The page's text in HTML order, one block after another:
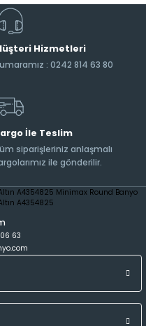
Hizmetleri
: 0242 814 63 80
İle Teslim
siparişleriniz anlaşmalı
ile gönderilir.
63